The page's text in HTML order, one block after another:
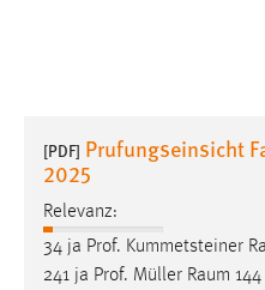
[PDF] Prufungseinsicht
2025
Relevanz:
34 ja Prof. Kummetsteiner
241 ja Prof. Müller Raum
Dieser Cookie speichert
Name:
staticfilecache